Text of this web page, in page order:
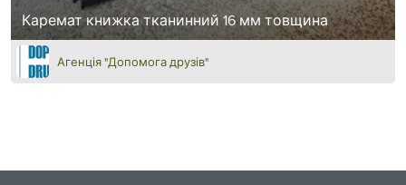
Каремат книжка тканинний 16 мм товщина
Агенція "Допомога друзів"